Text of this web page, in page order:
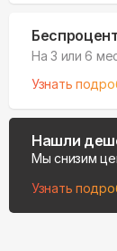
На 3 или 6
Узнать
Нашли
Мы снизим
Узнать